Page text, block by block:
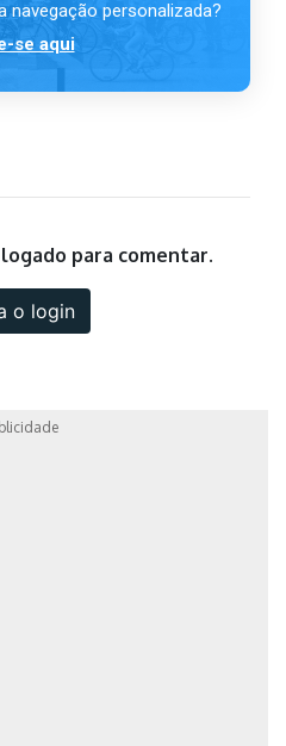
navegação personalizada?
se aqui
para comentar.
o login